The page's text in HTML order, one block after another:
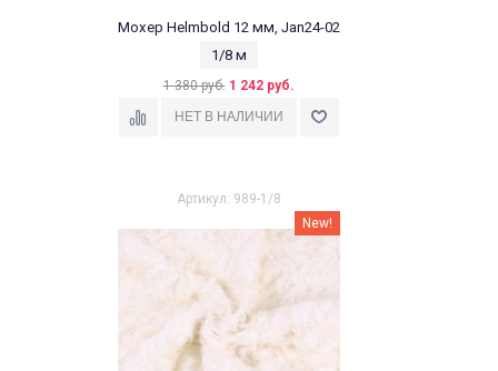
Мохер Helmbold 12 мм, Jan24-02
1/8 м
1 380 руб. 1 242 руб.
Артикул: 989-1/8
New!